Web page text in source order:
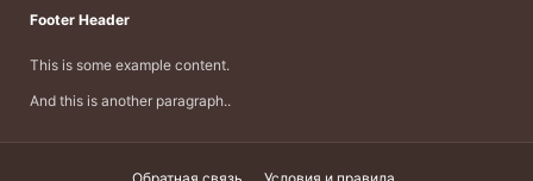
Footer Header
This is some example content.
And this is another paragraph..